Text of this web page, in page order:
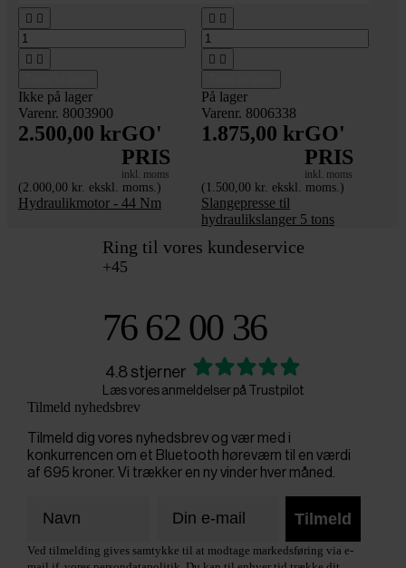
 
 
Ikke på lager
Varenr. 8003900
2.500,00 krGO'
PRIS
inkl. moms
(2.000,00 kr. ekskl. moms.)
Hydraulikmotor - 44 Nm
 
 
På lager
Varenr. 8006338
1.875,00 krGO'
PRIS
inkl. moms
(1.500,00 kr. ekskl. moms.)
Slangepresse til
hydraulikslanger 5 tons
Ring til vores kundeservice
+45
76 62 00 36
4.8 stjerner
Læs vores anmeldelser på Trustpilot
Tilmeld nyhedsbrev
Tilmeld dig vores nyhedsbrev og vær med i
konkurrencen om et Bluetooth høreværn til en værdi
af 695 kroner. Vi trækker en ny vinder hver måned.
Tilmeld
Ved tilmelding gives samtykke til at modtage markedsføring via e-